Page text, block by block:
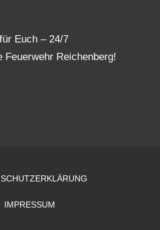
Euch – 24/7
Feuerwehr Reichenberg!
IMPRESSUM